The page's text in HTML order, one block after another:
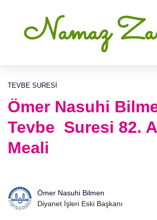
Namaz
TEVBE SURESI
Ömer Nasuhi
Tevbe Suresi 82.
Meali
Ömer Nasuhi Bilmen
Diyanet İşleri Eski Başkanı